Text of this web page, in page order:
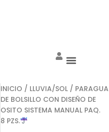
INICIO / LLUVIA/SOL /
DE BOLSILLO CON DISEÑO DE
OSITO SISTEMA MANUAL PAQ.
8 PZS.